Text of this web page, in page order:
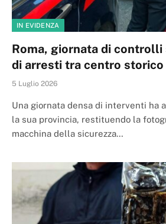
IN EVIDENZA
Roma, giornata di controlli
di arresti tra centro
5 Luglio 2026
Una giornata densa di interventi ha
la sua provincia, restituendo la
macchina della sicurezza…